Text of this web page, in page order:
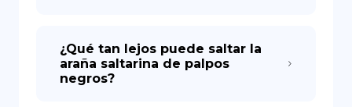
¿Qué tan lejos puede saltar la
araña saltarina de palpos
negros?